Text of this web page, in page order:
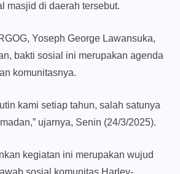
masjid di daerah tersebut.
Yoseph George Lawansuka,
bakti sosial ini merupakan agenda
komunitasnya.
kami setiap tahun, salah satunya
ujarnya, Senin (24/3/2025).
kegiatan ini merupakan wujud